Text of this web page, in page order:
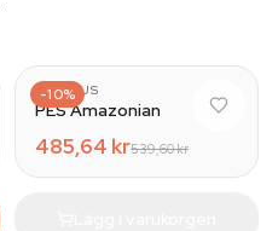
-10%
AZARIUS
PES Amazonian
485,64 kr539,60 kr